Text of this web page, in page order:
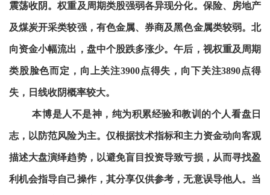
震荡收阴。权重及周期类股强弱各异现分化。保险、房地产
及煤炭开采类较强，有色金属、券商及黑色金属类较弱。北
向资金小幅流出，盘中个股跌多涨少。午后，视权重及周期
类股脸色而定，向上关注3900点得失，向下关注3890点得
失，日线收阴概率较大。
本博是人不是神，纯为积累经验和教训的个人看盘日
志，以防范风险为主。仅根据技术指标和主力资金动向客观
描述大盘演绎趋势，以避免盲目投资导致亏损，从而寻找盈
利机会指导自己操作，其分享仅供参考，无意误导他人。当